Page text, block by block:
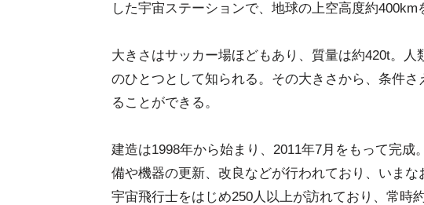
した宇宙ステーションで、地球の上空高度約400km
大きさはサッカー場ほどもあり、質量は約420t。
のひとつとして知られる。その大きさから、条件
ることができる。
建造は1998年から始まり、2011年7月をもって完
備や機器の更新、改良などが行われており、いま
宇宙飛行士をはじめ250人以上が訪れており、常時